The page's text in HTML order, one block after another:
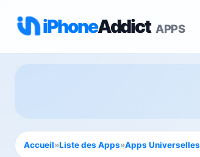
iPhoneAddict APPS
Accueil»Liste des Apps»Apps Universelles